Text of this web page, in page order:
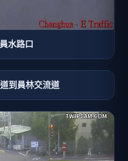
水路口
到員林交流道